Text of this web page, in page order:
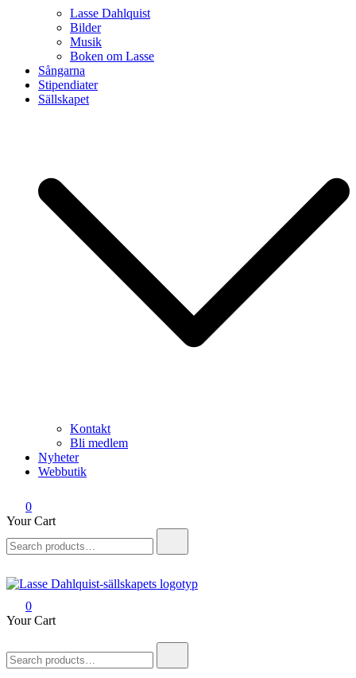
Lasse Dahlquist
Bilder
Musik
Boken om Lasse
Sångarna
Stipendiater
Sällskapet
Kontakt
Bli medlem
Nyheter
Webbutik
0
Your Cart
for:
Lasse Dahlquist-sällskapet
Allt om Lasse Dahlquist – kompositör, musiker, artist, kåsör och
skådespelare
0
Your Cart
for: